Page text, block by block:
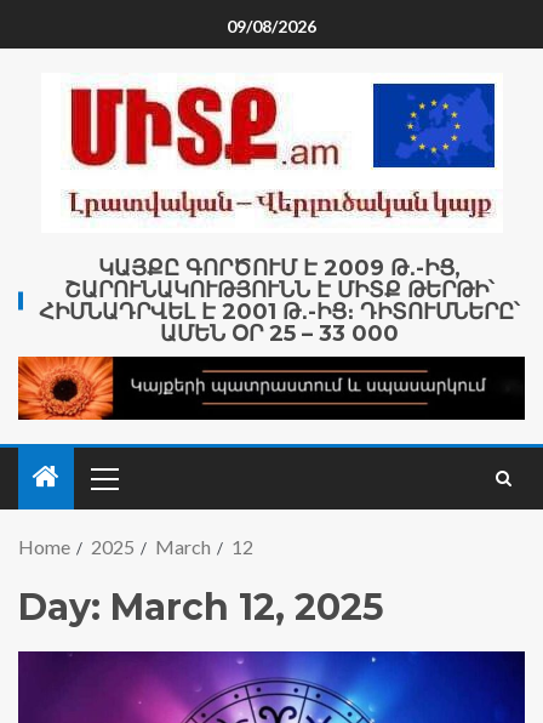
09/08/2026
ԿԱՅՔԸ ԳՈՐԾՈՒՄ Է 2009 Թ․-ԻՑ,
ՇԱՐՈՒՆԱԿՈՒԹՅՈՒՆՆ Է ՄԻՏՔ ԹԵՐԹԻ՝
ՀԻՄՆԱԴՐՎԵԼ Է 2001 Թ․-ԻՑ։ ԴԻՏՈՒՄՆԵՐԸ՝
ԱՄԵՆ ՕՐ 25 – 33 000
Home 2025 March 12
Day: March 12, 2025